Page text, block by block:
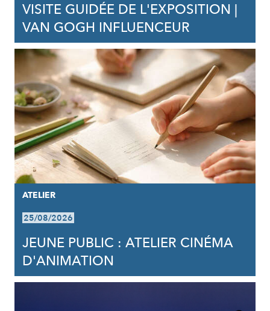
VISITE GUIDÉE DE L'EXPOSITION |
VAN GOGH INFLUENCEUR
ATELIER
25/08/2026
JEUNE PUBLIC : ATELIER CINÉMA
D'ANIMATION